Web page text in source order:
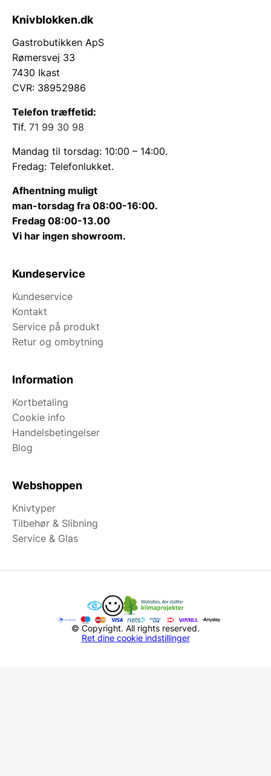
Knivblokken.dk
Gastrobutikken ApS
Rømersvej 33
7430 Ikast
CVR: 38952986
Telefon træffetid:
Tlf. 71 99 30 98
Mandag til torsdag: 10:00 – 14:00.
Fredag: Telefonlukket.
Afhentning muligt
man-torsdag fra 08:00-16:00.
Fredag 08:00-13.00
Vi har ingen showroom.
Kundeservice
Kundeservice
Kontakt
Service på produkt
Retur og ombytning
Information
Kortbetaling
Cookie info
Handelsbetingelser
Blog
Webshoppen
Knivtyper
Tilbehør & Slibning
Service & Glas
© Copyright. All rights reserved.
Ret dine cookie indstillinger